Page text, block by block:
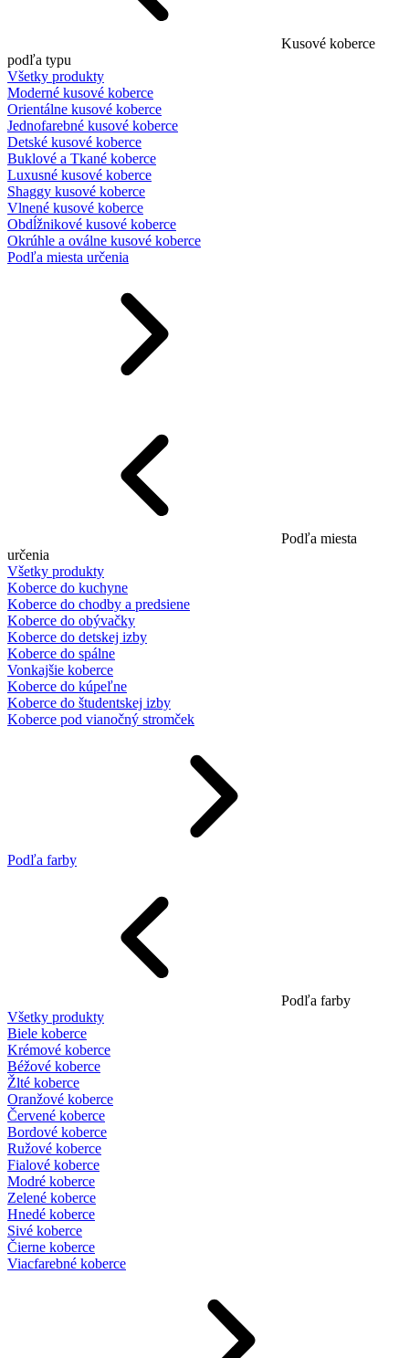
Kusové koberce
podľa typu
Všetky produkty
Moderné kusové koberce
Orientálne kusové koberce
Jednofarebné kusové koberce
Detské kusové koberce
Buklové a Tkané koberce
Luxusné kusové koberce
Shaggy kusové koberce
Vlnené kusové koberce
Obdĺžnikové kusové koberce
Okrúhle a oválne kusové koberce
Podľa miesta určenia
Podľa miesta
určenia
Všetky produkty
Koberce do kuchyne
Koberce do chodby a predsiene
Koberce do obývačky
Koberce do detskej izby
Koberce do spálne
Vonkajšie koberce
Koberce do kúpeľne
Koberce do študentskej izby
Koberce pod vianočný stromček
Podľa farby
Podľa farby
Všetky produkty
Biele koberce
Krémové koberce
Béžové koberce
Žlté koberce
Oranžové koberce
Červené koberce
Bordové koberce
Ružové koberce
Fialové koberce
Modré koberce
Zelené koberce
Hnedé koberce
Sivé koberce
Čierne koberce
Viacfarebné koberce